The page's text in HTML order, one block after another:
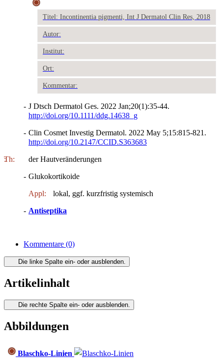
Titel: Incontinentia pigmenti, Int J Dermatol Clin Res, 2018
Autor:
Institut:
Ort:
Kommentar:
- J Dtsch Dermatol Ges. 2022 Jan;20(1):35-44.
http://doi.org/10.1111/ddg.14638_g
- Clin Cosmet Investig Dermatol. 2022 May 5;15:815-821.
http://doi.org/10.2147/CCID.S363683
Th: der Hautveränderungen
:
- Glukokortikoide
Appl: lokal, ggf. kurzfristig systemisch
- Antiseptika
Kommentare (0)
Die linke Spalte ein- oder ausblenden.
Artikelinhalt
Die rechte Spalte ein- oder ausblenden.
Abbildungen
Blaschko-Linien